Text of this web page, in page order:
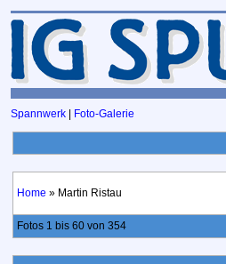
Spannwerk Foto-Galerie
Home » Martin Ristau
Fotos 1 bis 60 von 354